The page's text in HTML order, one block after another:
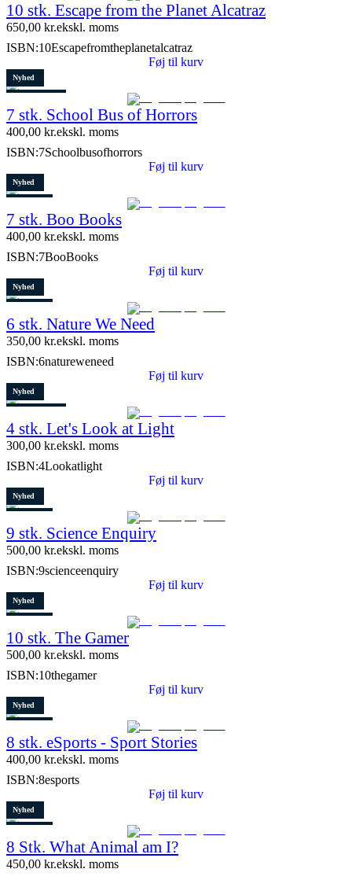
10 stk. Escape from the Planet Alcatraz
650,00 kr.ekskl. moms
ISBN:10Escapefromtheplanetalcatraz
Føj til kurv
Nyhed
7 stk. School Bus of Horrors
400,00 kr.ekskl. moms
ISBN:7Schoolbusofhorrors
Føj til kurv
Nyhed
2 stk. tilbage
7 stk. Boo Books
400,00 kr.ekskl. moms
ISBN:7BooBooks
Føj til kurv
Nyhed
8 stk. tilbage
6 stk. Nature We Need
350,00 kr.ekskl. moms
ISBN:6natureweneed
Føj til kurv
Nyhed
4 stk. Let's Look at Light
300,00 kr.ekskl. moms
ISBN:4Lookatlight
Føj til kurv
Nyhed
10 stk. tilbage
9 stk. Science Enquiry
500,00 kr.ekskl. moms
ISBN:9scienceenquiry
Føj til kurv
Nyhed
5 stk. tilbage
10 stk. The Gamer
500,00 kr.ekskl. moms
ISBN:10thegamer
Føj til kurv
Nyhed
6 stk. tilbage
8 stk. eSports - Sport Stories
400,00 kr.ekskl. moms
ISBN:8esports
Føj til kurv
Nyhed
10 stk. tilbage
8 Stk. What Animal am I?
450,00 kr.ekskl. moms